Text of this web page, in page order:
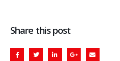
Share this post